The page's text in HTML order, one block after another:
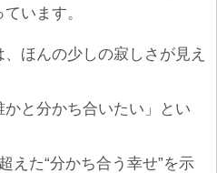
います。
ほんの少しの寂しさが見え
と分かち合いたい」とい
えた“分かち合う幸せ”を示